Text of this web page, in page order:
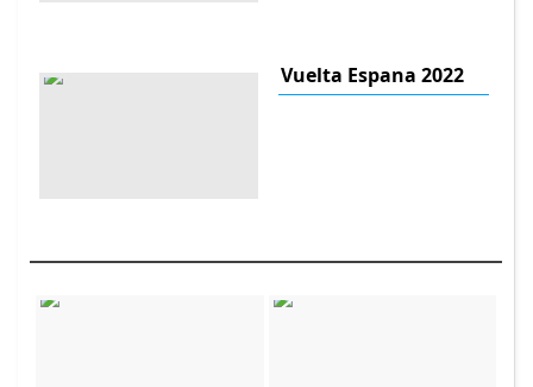
Vuelta Espana 2022